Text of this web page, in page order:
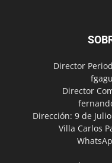
Director
Director
Dirección: 9 de
Villa Carlos